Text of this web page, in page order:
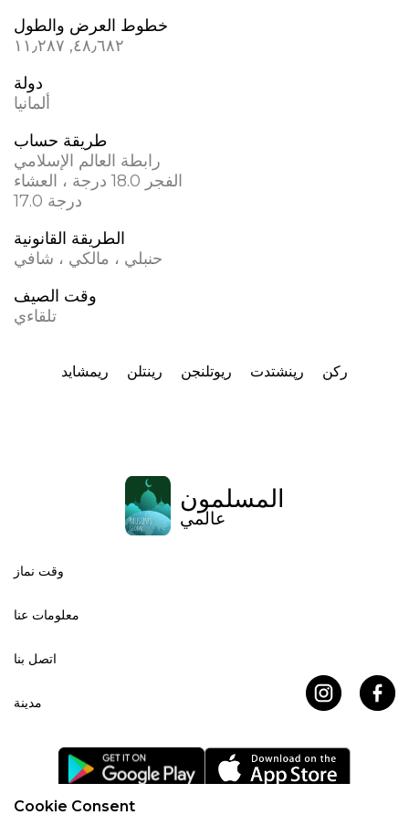
Cookie Consent
خطوط العرض والطول
٤٨٫٦٨٢, ١١٫٢٨٧
دولة
ألمانيا
طريقة حساب
رابطة العالم الإسلامي
الفجر 18.0 درجة ، العشاء
17.0 درجة
الطريقة القانونية
حنبلي ، مالكي ، شافي
وقت الصيف
تلقاءي
ريمشايد رينتلن ريوتلنجن رپنشتدت رکن
المسلمون
عالمي
وقت نماز
معلومات عنا
اتصل بنا
مدينة